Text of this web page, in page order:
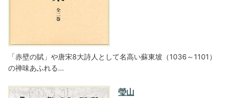
「赤壁の賦」や唐宋8大詩人として名高い蘇東坡（1036～1101）
の禅味あふれる…
瑩山